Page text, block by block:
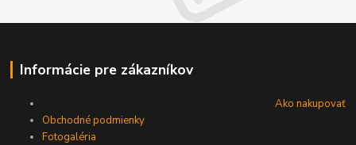
Informácie pre zákazníkov
Ako nakupovať
Obchodné podmienky
Fotogaléria